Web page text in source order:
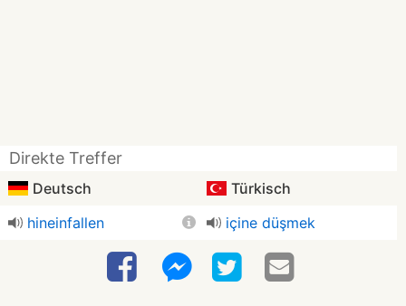
Direkte Treffer
Deutsch
Türkisch
hineinfallen
içine düşmek